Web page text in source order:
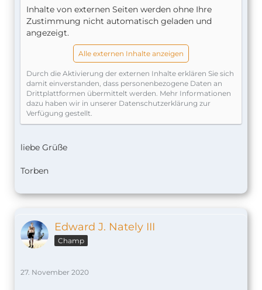
Inhalte von externen Seiten werden ohne Ihre
Zustimmung nicht automatisch geladen und
angezeigt.
Alle externen Inhalte anzeigen
Durch die Aktivierung der externen Inhalte erklären Sie sich
damit einverstanden, dass personenbezogene Daten an
Drittplattformen übermittelt werden. Mehr Informationen
dazu haben wir in unserer Datenschutzerklärung zur
Verfügung gestellt.
liebe Grüße
Torben
Edward J. Nately III
Champ
27. November 2020